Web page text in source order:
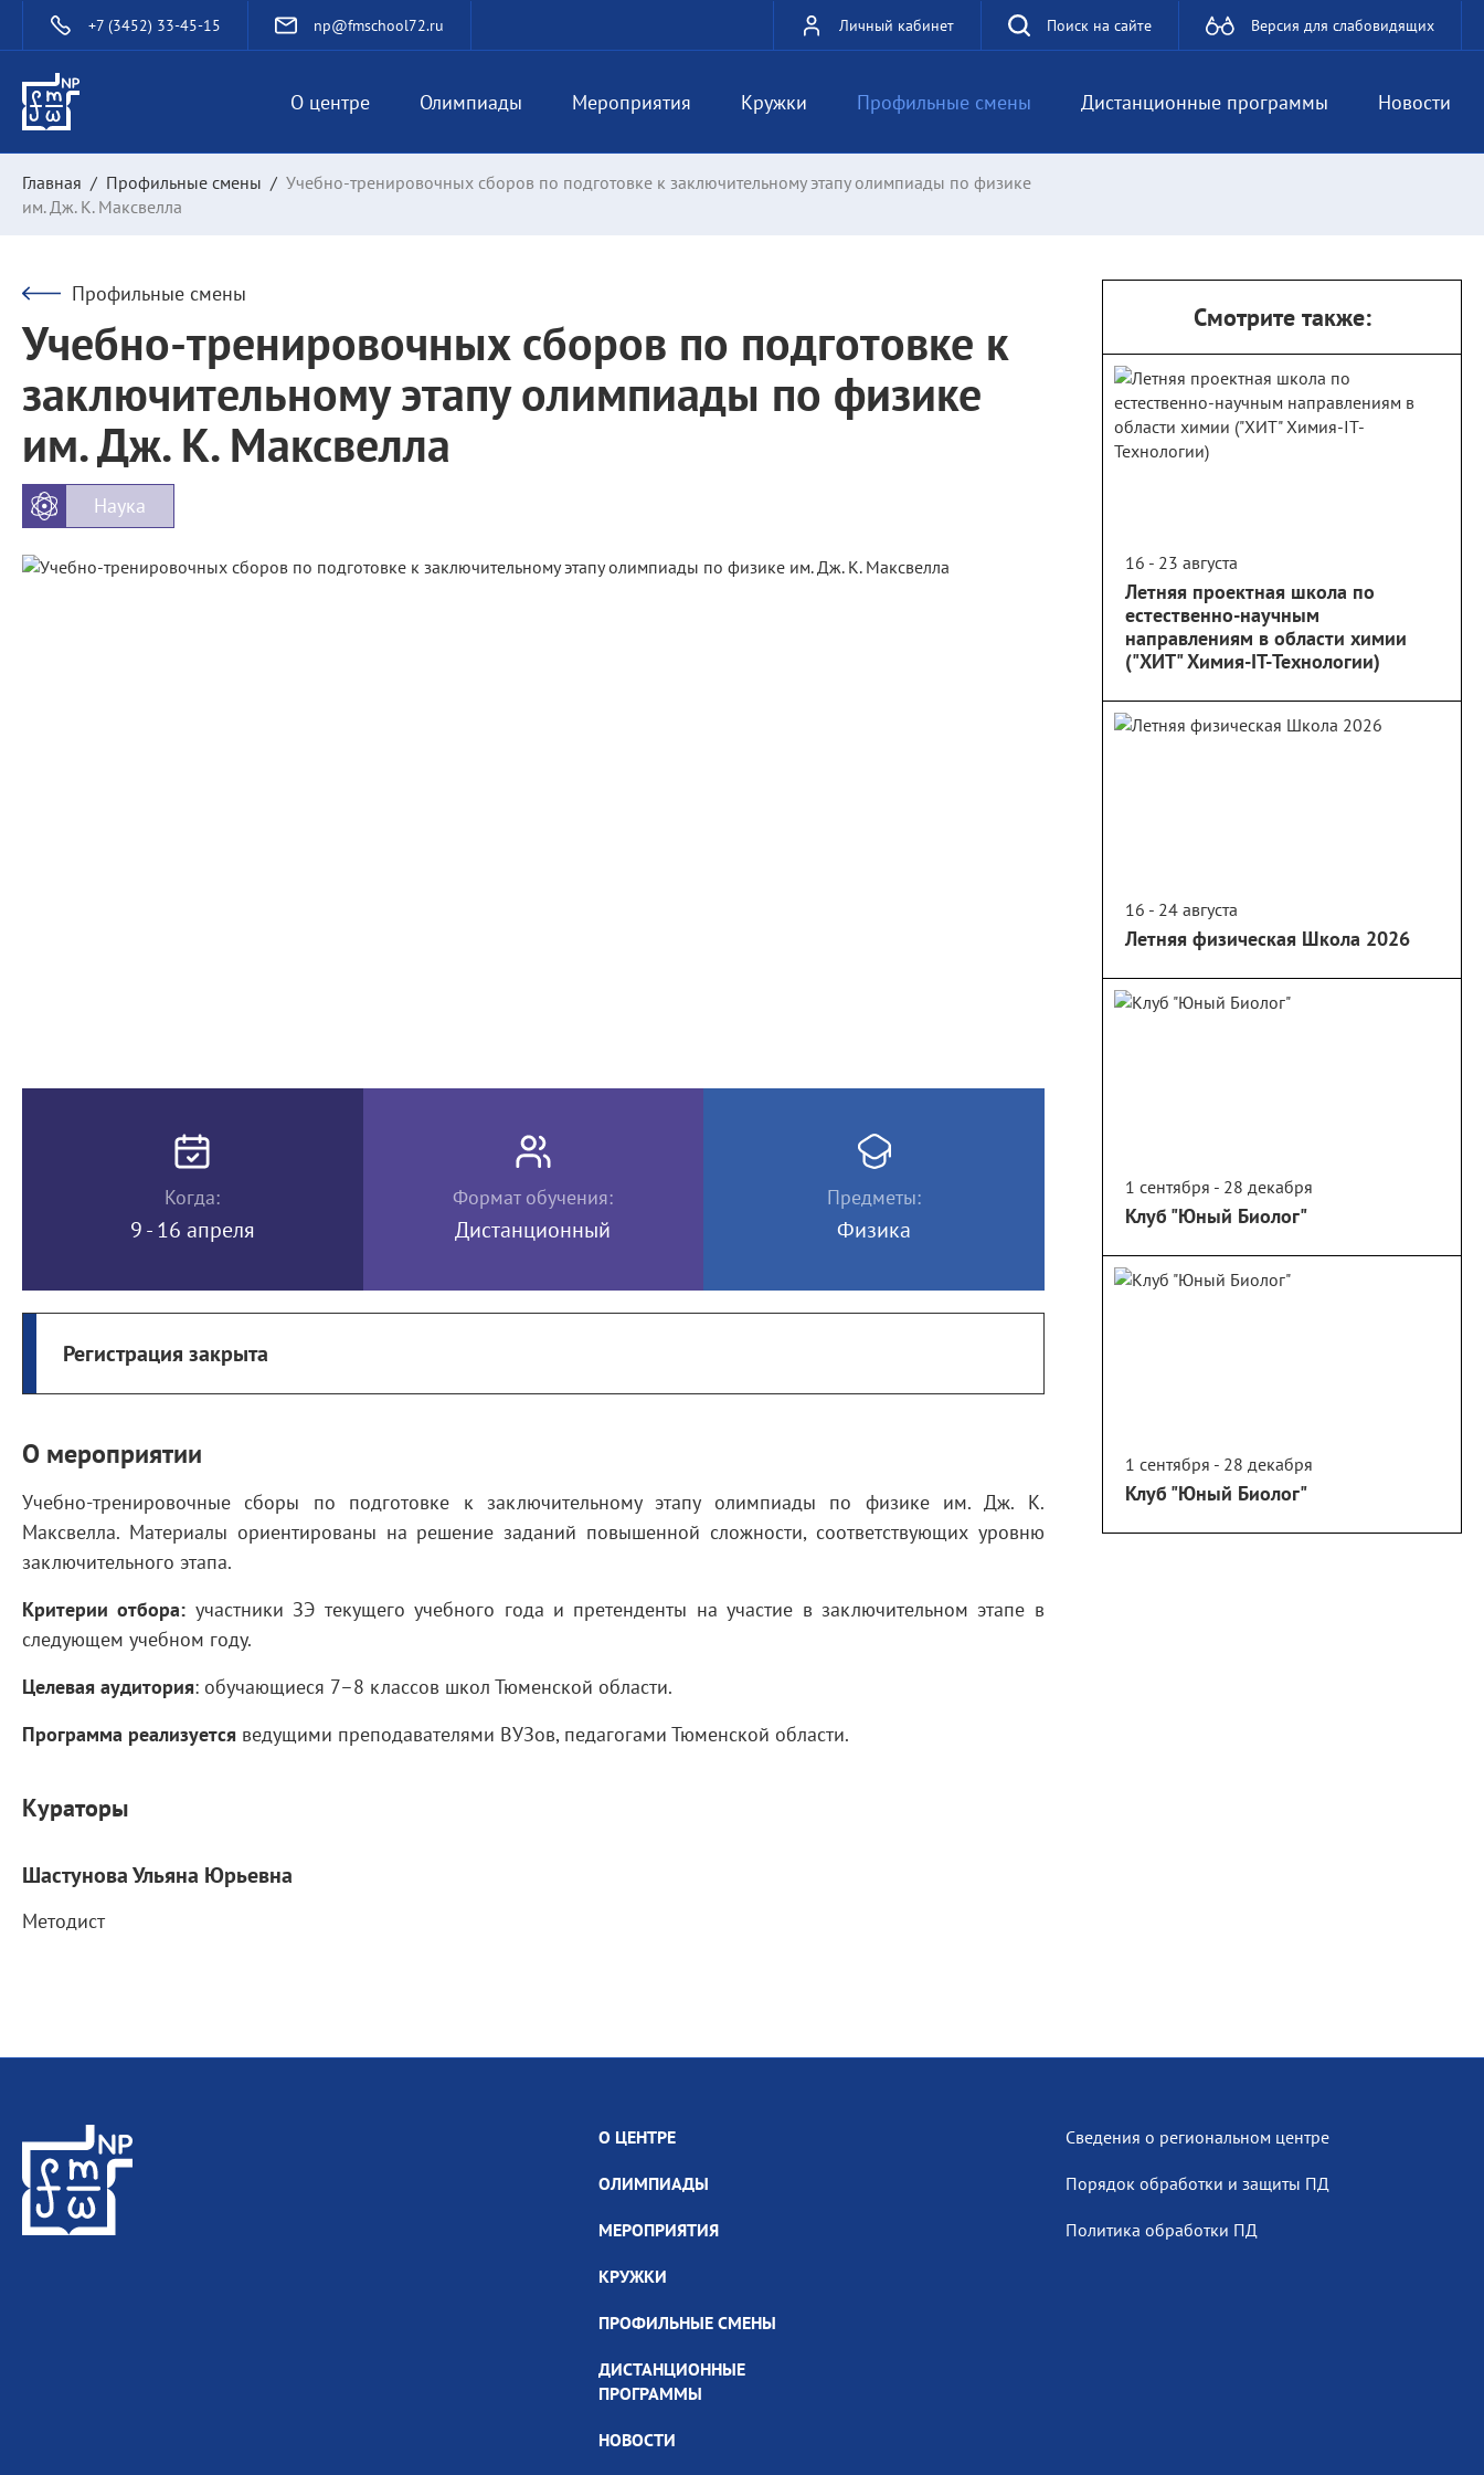
+7 (3452) 33-45-15 np@fmschool72.ru Личный кабинет Поиск на сайте Версия для слабовидящих
О центре Олимпиады Мероприятия Кружки Профильные смены Дистанционные программы Новости
Главная / Профильные смены / Учебно-тренировочных сборов по подготовке к заключительному этапу олимпиады по физике
им. Дж. К. Максвелла
Профильные смены
Учебно-тренировочных сборов по подготовке к
заключительному этапу олимпиады по физике
им. Дж. К. Максвелла
Наука
Когда:
9 - 16 апреля
Формат обучения:
Дистанционный
Предметы:
Физика
Регистрация закрыта
О мероприятии
Учебно-тренировочные сборы по подготовке к заключительному этапу олимпиады по физике им. Дж. К.
Максвелла. Материалы ориентированы на решение заданий повышенной сложности, соответствующих уровню
заключительного этапа.
Критерии отбора: участники ЗЭ текущего учебного года и претенденты на участие в заключительном этапе в
следующем учебном году.
Целевая аудитория: обучающиеся 7–8 классов школ Тюменской области.
Программа реализуется ведущими преподавателями ВУЗов, педагогами Тюменской области.
Кураторы
Шастунова Ульяна Юрьевна
Методист
Смотрите также:
16 - 23 августа
Летняя проектная школа по
естественно-научным
направлениям в области химии
("ХИТ" Химия-IT-Технологии)
16 - 24 августа
Летняя физическая Школа 2026
1 сентября - 28 декабря
Клуб "Юный Биолог"
1 сентября - 28 декабря
Клуб "Юный Биолог"
О ЦЕНТРЕ
ОЛИМПИАДЫ
МЕРОПРИЯТИЯ
КРУЖКИ
ПРОФИЛЬНЫЕ СМЕНЫ
ДИСТАНЦИОННЫЕ
ПРОГРАММЫ
НОВОСТИ
Сведения о региональном центре
Порядок обработки и защиты ПД
Политика обработки ПД